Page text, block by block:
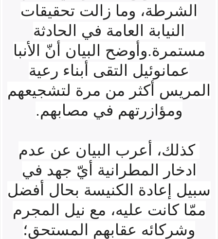
الشرطة، وما زالت تحقيقات
النيابة العامة في الحادثة
مستمرة.وأوضح البيان أنّ الأنبا
عمانوئيل التقى أبناء رعية
المريس أكثر من مرة لتشجيعهم
ومؤازرتهم في مصابهم.
كذلك، أعرب البيان عن عدم
ادخار المطرانية أيّ جهد في
سبيل إعادة الكنيسة بحال أفضل
ممّا كانت عليه، مع نيل المجرم
وشركائه عقابهم المستحق؛